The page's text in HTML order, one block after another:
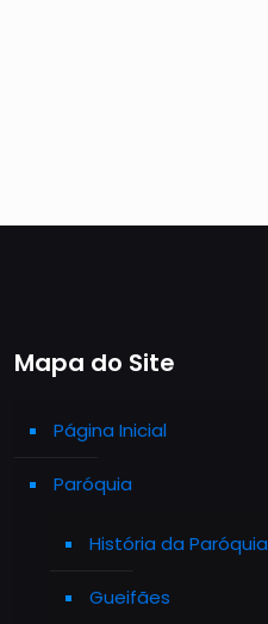
Mapa do Site
Página Inicial
Paróquia
História da Paróquia
Gueifães